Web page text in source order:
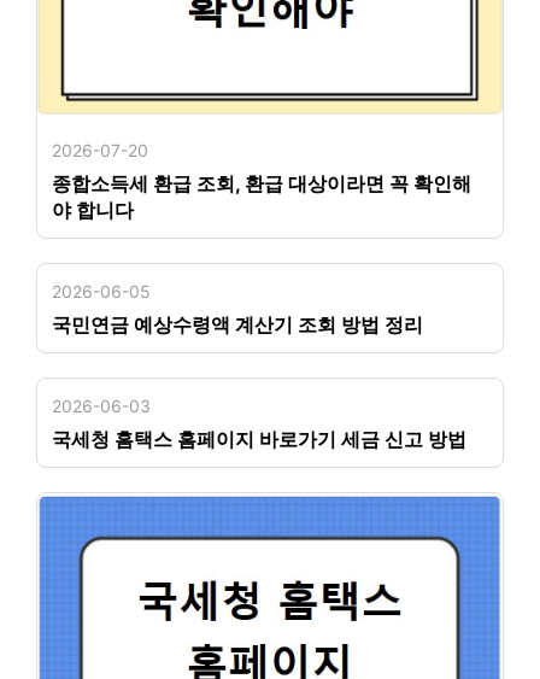
2026-07-20
종합소득세 환급 조회, 환급 대상이라면 꼭 확인해
야 합니다
2026-06-05
국민연금 예상수령액 계산기 조회 방법 정리
2026-06-03
국세청 홈택스 홈페이지 바로가기 세금 신고 방법